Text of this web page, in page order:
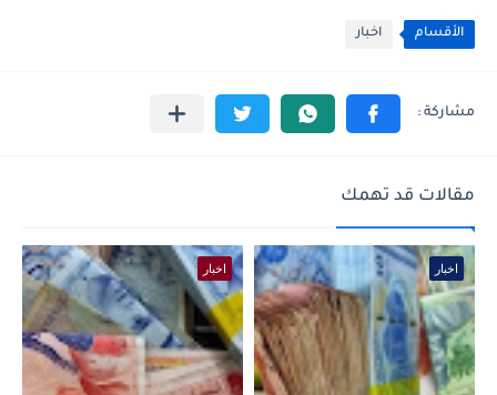
الأقسام اخبار
مقالات قد تهمك
اخبار اخبار